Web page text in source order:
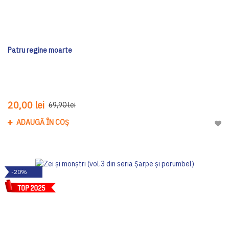
Patru regine moarte
20,00 lei 69,90 lei
ADAUGĂ ÎN COȘ
-20%